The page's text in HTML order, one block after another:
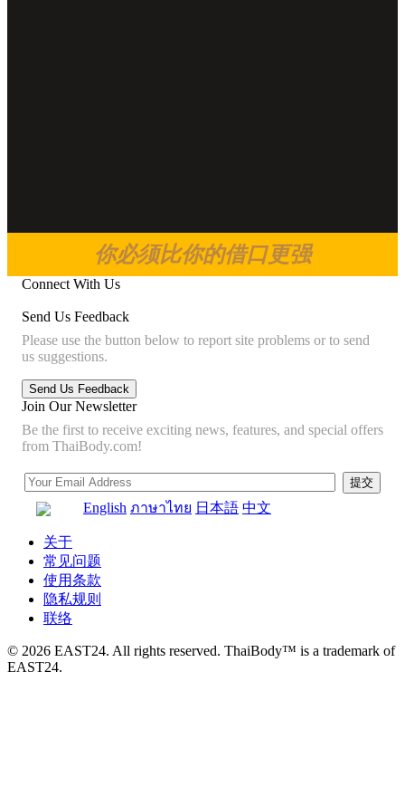
你必须比你的借口更强
Connect With Us
Send Us Feedback
Please use the button below to report site problems or to send
us suggestions.
Join Our Newsletter
Be the first to receive exciting news, features, and special offers
from ThaiBody.com!
English ภาษาไทย 日本語 中文
关于
常见问题
使用条款
隐私规则
联络
© 2026 EAST24. All rights reserved. ThaiBody™ is a trademark of
EAST24.